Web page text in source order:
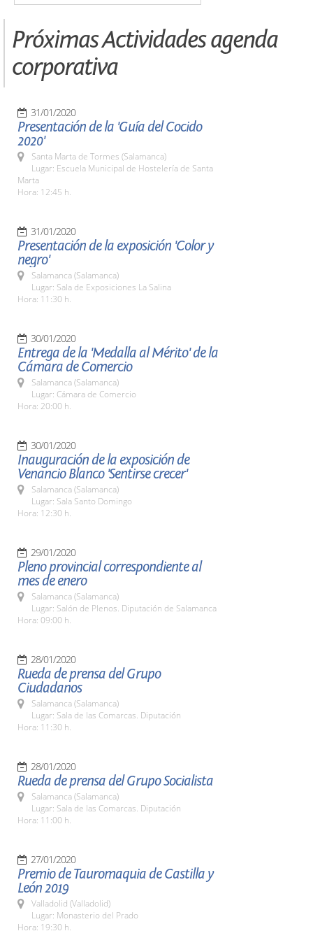
Próximas Actividades agenda
corporativa
31/01/2020
Presentación de la 'Guía del Cocido
2020'
Santa Marta de Tormes (Salamanca)
Lugar: Escuela Municipal de Hostelería de Santa
Marta
Hora: 12:45 h.
31/01/2020
Presentación de la exposición 'Color y
negro'
Salamanca (Salamanca)
Lugar: Sala de Exposiciones La Salina
Hora: 11:30 h.
30/01/2020
Entrega de la 'Medalla al Mérito' de la
Cámara de Comercio
Salamanca (Salamanca)
Lugar: Cámara de Comercio
Hora: 20:00 h.
30/01/2020
Inauguración de la exposición de
Venancio Blanco 'Sentirse crecer'
Salamanca (Salamanca)
Lugar: Sala Santo Domingo
Hora: 12:30 h.
29/01/2020
Pleno provincial correspondiente al
mes de enero
Salamanca (Salamanca)
Lugar: Salón de Plenos. Diputación de Salamanca
Hora: 09:00 h.
28/01/2020
Rueda de prensa del Grupo
Ciudadanos
Salamanca (Salamanca)
Lugar: Sala de las Comarcas. Diputación
Hora: 11:30 h.
28/01/2020
Rueda de prensa del Grupo Socialista
Salamanca (Salamanca)
Lugar: Sala de las Comarcas. Diputación
Hora: 11:00 h.
27/01/2020
Premio de Tauromaquia de Castilla y
León 2019
Valladolid (Valladolid)
Lugar: Monasterio del Prado
Hora: 19:30 h.